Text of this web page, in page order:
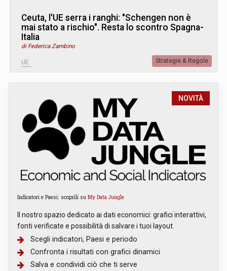
Ceuta, l'UE serra i ranghi: "Schengen non è
mai stato a rischio". Resta lo scontro Spagna-
Italia
di Federica Zambino
UE Strategie & Regole
NOVITÀ
Indicatori e Paesi: scoprili su My Data Jungle
Il nostro spazio dedicato ai dati economici: grafici interattivi,
fonti verificate e possibilità di salvare i tuoi layout.
Scegli indicatori, Paesi e periodo
Confronta i risultati con grafici dinamici
Salva e condividi ciò che ti serve